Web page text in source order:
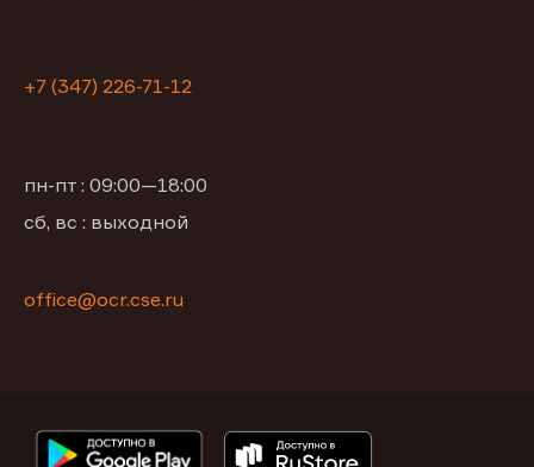
+7 (347) 226-71-12
пн-пт : 09:00—18:00
сб, вс : выходной
office@ocr.cse.ru